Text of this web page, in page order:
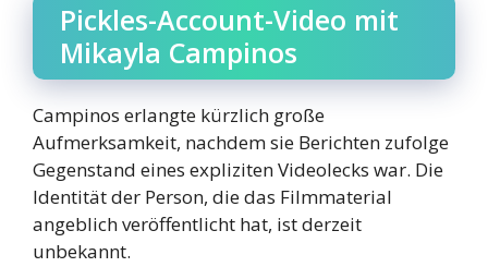
Pickles-Account-Video mit
Mikayla Campinos
Campinos erlangte kürzlich große
Aufmerksamkeit, nachdem sie Berichten zufolge
Gegenstand eines expliziten Videolecks war. Die
Identität der Person, die das Filmmaterial
angeblich veröffentlicht hat, ist derzeit
unbekannt.